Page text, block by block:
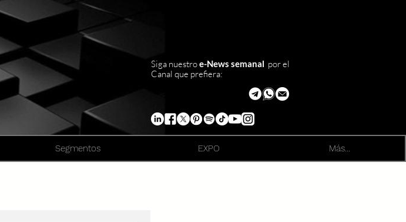
Siga nuestroe-News semanal por el
Canal que prefiera:
Segmentos EXPO Más...